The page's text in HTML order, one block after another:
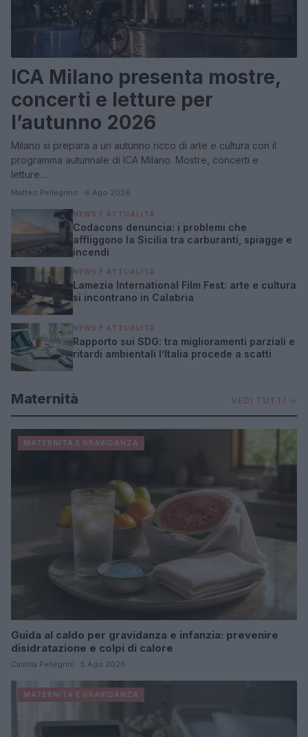
ICA Milano presenta mostre,
concerti e letture per
l’autunno 2026
Milano si prepara a un autunno ricco di arte e cultura con il
programma autunnale di ICA Milano. Mostre, concerti e
letture…
Matteo Pellegrino · 6 Ago 2026
NEWS E ATTUALITÀ
Codacons denuncia: i problemi che
affliggono la Sicilia tra carburanti, spiagge e
incendi
NEWS E ATTUALITÀ
Lamezia International Film Fest: arte e cultura
si incontrano in Calabria
NEWS E ATTUALITÀ
Rapporto sui SDG: tra miglioramenti parziali e
ritardi ambientali l’Italia procede a scatti
Maternità VEDI TUTTI →
MATERNITÀ E GRAVIDANZA
Guida al caldo per gravidanza e infanzia: prevenire
disidratazione e colpi di calore
Camilla Pellegrini · 5 Ago 2026
MATERNITÀ E GRAVIDANZA